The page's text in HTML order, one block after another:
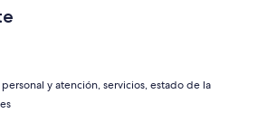
y atención, servicios, estado de la